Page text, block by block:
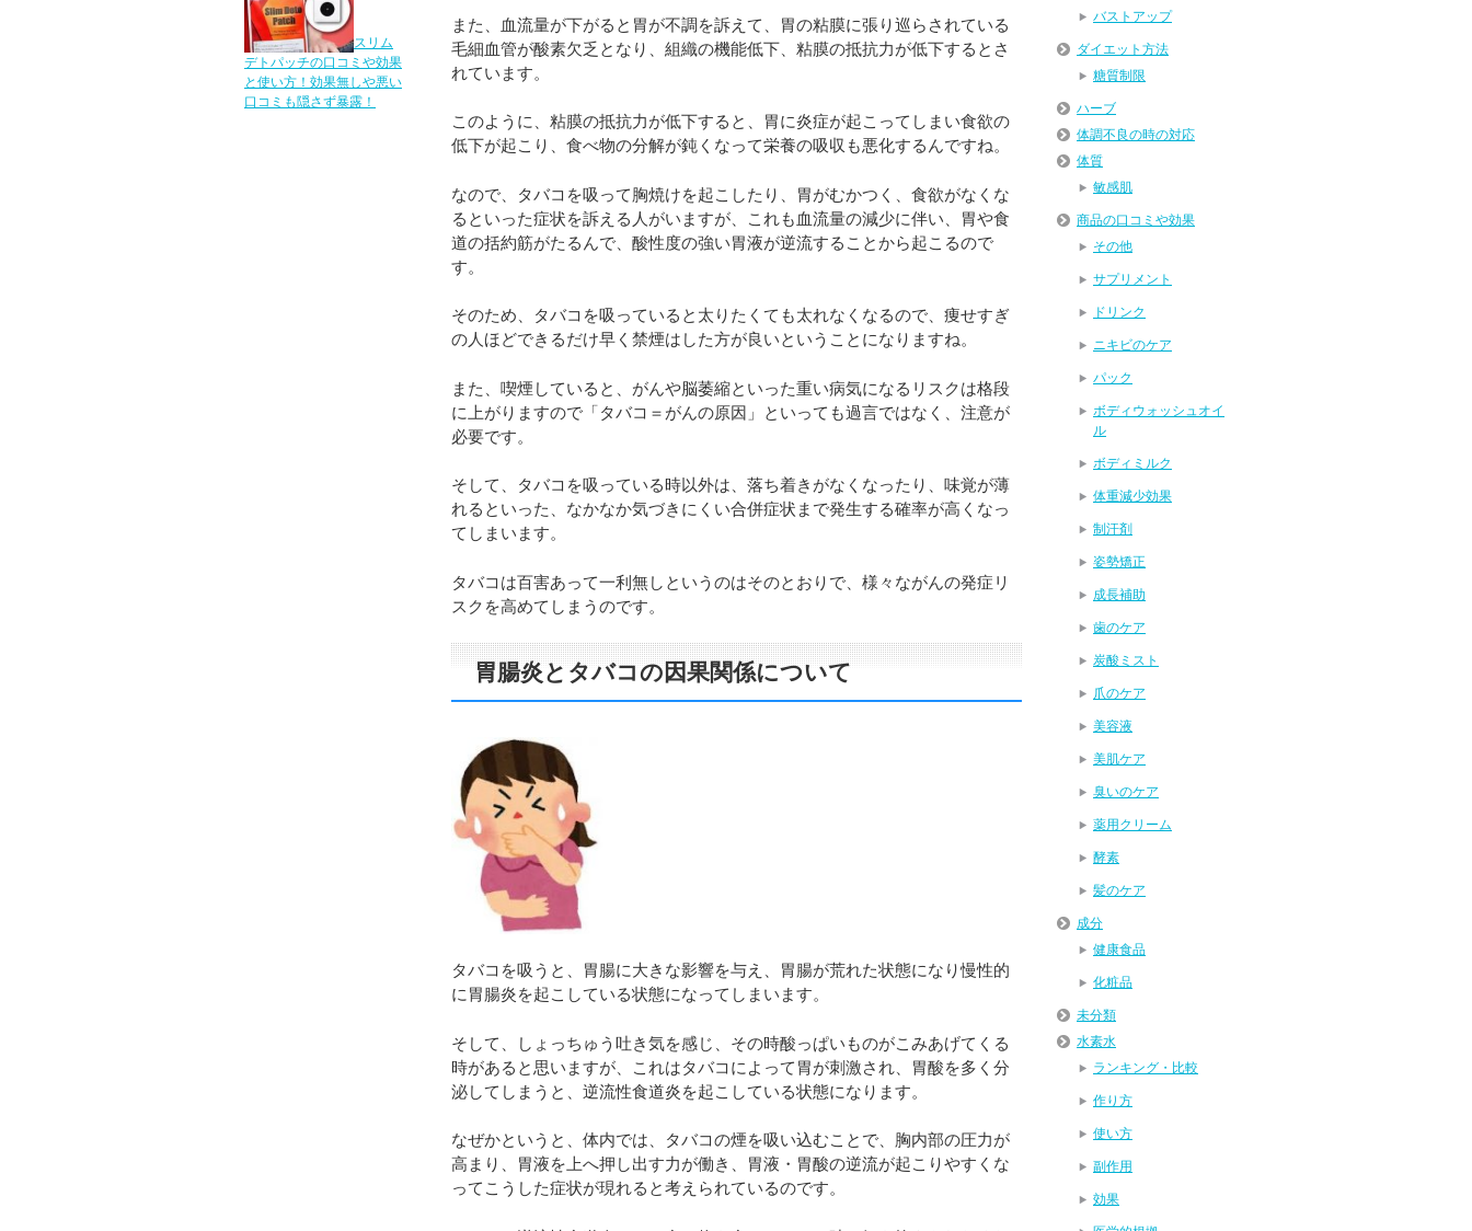
また、血流量が下がると胃が不調を訴えて、胃の粘膜に張り巡らされている
毛細血管が酸素欠乏となり、組織の機能低下、粘膜の抵抗力が低下するとさ
れています。
このように、粘膜の抵抗力が低下すると、胃に炎症が起こってしまい食欲の
低下が起こり、食べ物の分解が鈍くなって栄養の吸収も悪化するんですね。
なので、タバコを吸って胸焼けを起こしたり、胃がむかつく、食欲がなくな
るといった症状を訴える人がいますが、これも血流量の減少に伴い、胃や食
道の括約筋がたるんで、酸性度の強い胃液が逆流することから起こるので
す。
そのため、タバコを吸っていると太りたくても太れなくなるので、痩せすぎ
の人ほどできるだけ早く禁煙はした方が良いということになりますね。
また、喫煙していると、がんや脳萎縮といった重い病気になるリスクは格段
に上がりますので「タバコ＝がんの原因」といっても過言ではなく、注意が
必要です。
そして、タバコを吸っている時以外は、落ち着きがなくなったり、味覚が薄
れるといった、なかなか気づきにくい合併症状まで発生する確率が高くなっ
てしまいます。
タバコは百害あって一利無しというのはそのとおりで、様々ながんの発症リ
スクを高めてしまうのです。
胃腸炎とタバコの因果関係について
タバコを吸うと、胃腸に大きな影響を与え、胃腸が荒れた状態になり慢性的
に胃腸炎を起こしている状態になってしまいます。
そして、しょっちゅう吐き気を感じ、その時酸っぱいものがこみあげてくる
時があると思いますが、これはタバコによって胃が刺激され、胃酸を多く分
泌してしまうと、逆流性食道炎を起こしている状態になります。
なぜかというと、体内では、タバコの煙を吸い込むことで、胸内部の圧力が
高まり、胃液を上へ押し出す力が働き、胃液・胃酸の逆流が起こりやすくな
ってこうした症状が現れると考えられているのです。
スリム
デトパッチの口コミや効果
と使い方！効果無しや悪い
口コミも隠さず暴露！
バストアップ
ダイエット方法
糖質制限
ハーブ
体調不良の時の対応
体質
敏感肌
商品の口コミや効果
その他
サプリメント
ドリンク
ニキビのケア
パック
ボディウォッシュオイ
ル
ボディミルク
体重減少効果
制汗剤
姿勢矯正
成長補助
歯のケア
炭酸ミスト
爪のケア
美容液
美肌ケア
臭いのケア
薬用クリーム
酵素
髪のケア
成分
健康食品
化粧品
未分類
水素水
ランキング・比較
作り方
使い方
副作用
効果